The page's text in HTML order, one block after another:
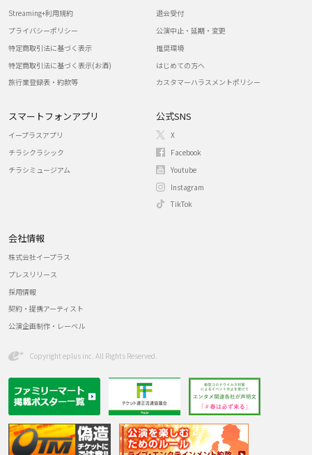
Streaming+利用規約
プライバシーポリシー
特定商取引法に基づく表示
特定商取引法に基づく表示(お酒)
旅行業登録表・約款等
退会受付
公演中止・延期・変更
推奨環境
はじめての方へ
カスタマーハラスメントポリシー
スマートフォンアプリ
イープラスアプリ
チラシクラシック
チラシミュージアム
公式SNS
X
Facebook
Youtube
Instagram
TikTok
会社情報
株式会社イープラス
プレスリリース
採用情報
契約・提携アーティスト
公演企画制作・レーベル
Copyright eplus inc. All Rights Reserved.